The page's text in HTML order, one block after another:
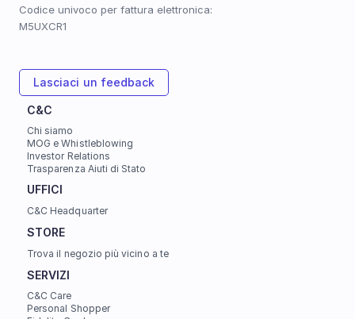
C&C
Chi siamo
MOG e Whistleblowing
Investor Relations
Trasparenza Aiuti di Stato
UFFICI
C&C Headquarter
STORE
Trova il negozio più vicino a te
SERVIZI
C&C Care
Personal Shopper
Codice univoco per fattura elettronica:
M5UXCR1
Lasciaci un feedback